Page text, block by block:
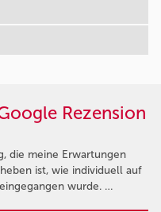
Rezension
die meine Erwartungen
ist, wie individuell auf
wurde. …